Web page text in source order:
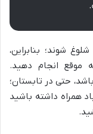
شوند؛ بنابراین،
موقع انجام دهید.
حتی در تابستان؛
همراه داشته باشید